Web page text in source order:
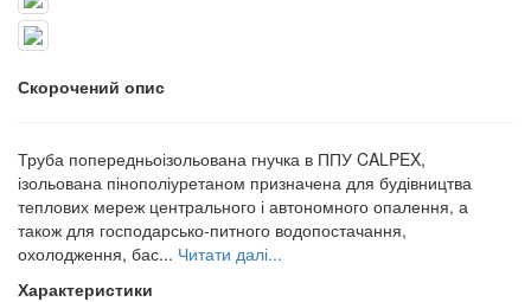
Скорочений опис
Труба попередньоізольована гнучка в ППУ CALPEX,
ізольована пінополіуретаном призначена для будівництва
теплових мереж центрального і автономного опалення, а
також для господарсько-питного водопостачання,
охолодження, бас... Читати далі...
Характеристики